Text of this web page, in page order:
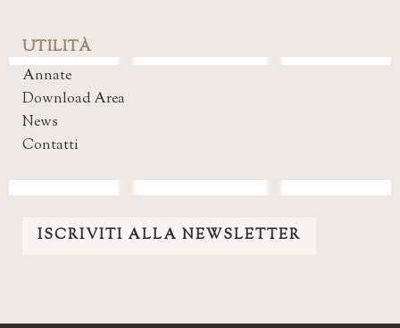
UTILITÀ
Annate
Download Area
News
Contatti
ISCRIVITI ALLA NEWSLETTER